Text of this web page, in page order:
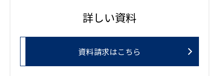
詳しい資料
資料請求はこちら